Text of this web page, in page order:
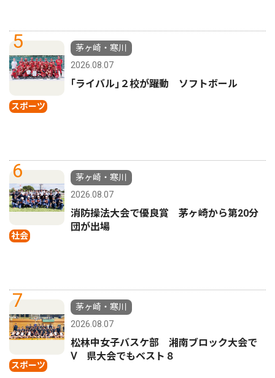
5
スポーツ
茅ヶ崎・寒川
2026.08.07
｢ライバル｣２校が躍動 ソフトボール
6
社会
茅ヶ崎・寒川
2026.08.07
消防操法大会で優良賞 茅ヶ崎から第20分
団が出場
7
スポーツ
茅ヶ崎・寒川
2026.08.07
松林中女子バスケ部 湘南ブロック大会で
Ⅴ 県大会でもベスト８